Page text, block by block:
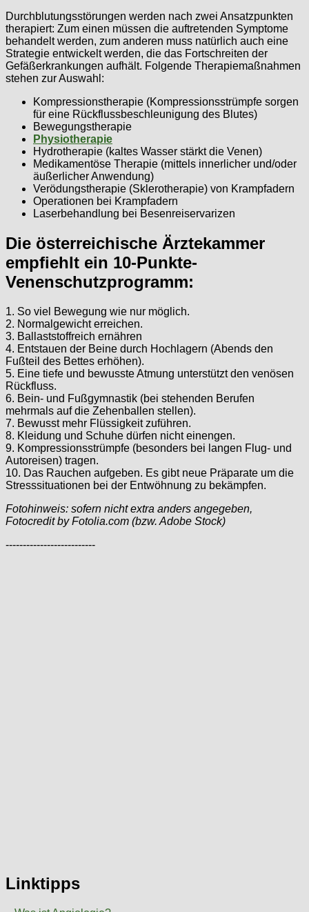
Durchblutungsstörungen werden nach zwei Ansatzpunkten
therapiert: Zum einen müssen die auftretenden Symptome
behandelt werden, zum anderen muss natürlich auch eine
Strategie entwickelt werden, die das Fortschreiten der
Gefäßerkrankungen aufhält. Folgende Therapiemaßnahmen
stehen zur Auswahl:
Kompressionstherapie (Kompressionsstrümpfe sorgen
für eine Rückflussbeschleunigung des Blutes)
Bewegungstherapie
Physiotherapie
Hydrotherapie (kaltes Wasser stärkt die Venen)
Medikamentöse Therapie (mittels innerlicher und/oder
äußerlicher Anwendung)
Verödungstherapie (Sklerotherapie) von Krampfadern
Operationen bei Krampfadern
Laserbehandlung bei Besenreiservarizen
Die österreichische Ärztekammer
empfiehlt ein 10-Punkte-
Venenschutzprogramm:
1. So viel Bewegung wie nur möglich.
2. Normalgewicht erreichen.
3. Ballaststoffreich ernähren
4. Entstauen der Beine durch Hochlagern (Abends den
Fußteil des Bettes erhöhen).
5. Eine tiefe und bewusste Atmung unterstützt den venösen
Rückfluss.
6. Bein- und Fußgymnastik (bei stehenden Berufen
mehrmals auf die Zehenballen stellen).
7. Bewusst mehr Flüssigkeit zuführen.
8. Kleidung und Schuhe dürfen nicht einengen.
9. Kompressionsstrümpfe (besonders bei langen Flug- und
Autoreisen) tragen.
10. Das Rauchen aufgeben. Es gibt neue Präparate um die
Stresssituationen bei der Entwöhnung zu bekämpfen.
Fotohinweis: sofern nicht extra anders angegeben,
Fotocredit by Fotolia.com (bzw. Adobe Stock)
--------------------------
Linktipps